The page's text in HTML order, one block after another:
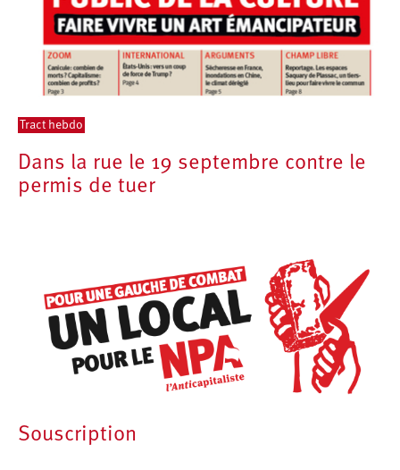
Tract hebdo
Dans la rue le 19 septembre contre le
permis de tuer
Souscription